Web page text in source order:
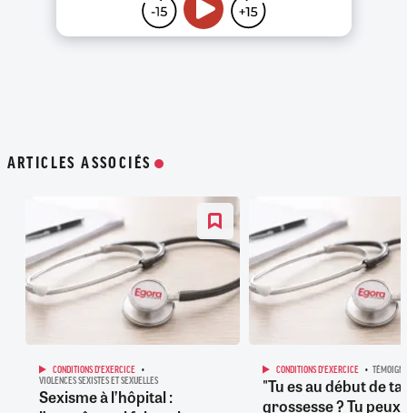
ARTICLES ASSOCIÉS
CONDITIONS D'EXERCICE
VIOLENCES SEXISTES ET SEXUELLES
Sexisme à l’hôpital :
CONDITIONS D'EXERCICE
"Tu es au début de ta
grossesse ? Tu peux